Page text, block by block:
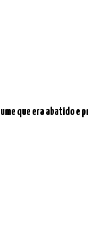
que era abatido e